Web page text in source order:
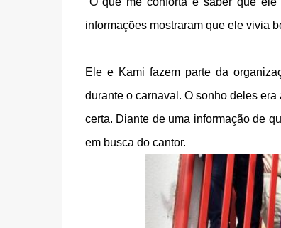
informações mostraram que ele vivia
Ele e Kami fazem parte da
durante o carnaval. O sonho deles
certa. Diante de uma informação de
em busca do cantor.